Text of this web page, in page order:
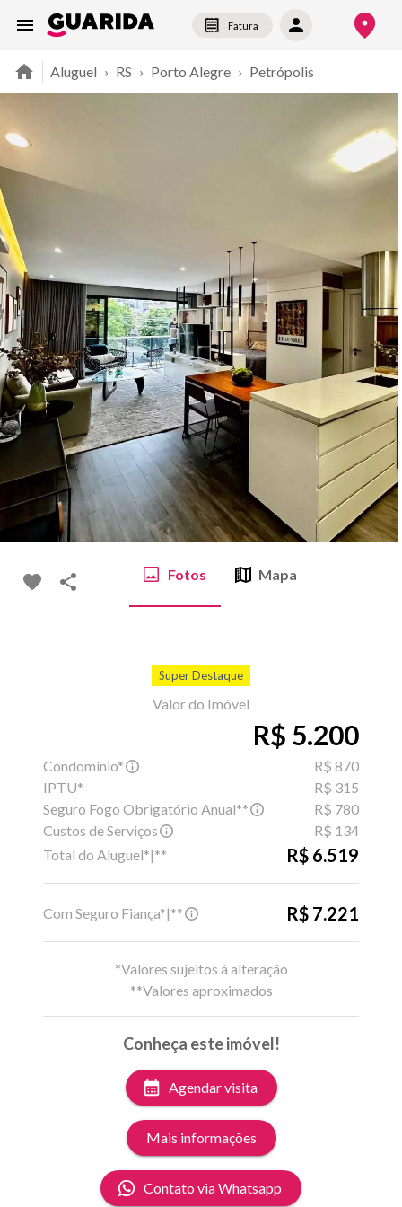
Fatura
Aluguel › RS › Porto Alegre › Petrópolis
Fotos Mapa
Super Destaque
Valor do Imóvel
R$ 5.200
Condomínio*
R$ 870
IPTU*
R$ 315
Seguro Fogo Obrigatório Anual**
R$ 780
Custos de Serviços
R$ 134
Total do Aluguel*|**
R$ 6.519
Com Seguro Fiança*|** R$ 7.221
*Valores sujeitos à alteração
**Valores aproximados
Conheça este imóvel!
Agendar visita
Mais informações
Contato via Whatsapp